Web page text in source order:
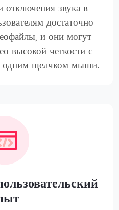
звука в
достаточно
и они могут
высокой четкости с
одним щелчком мыши.